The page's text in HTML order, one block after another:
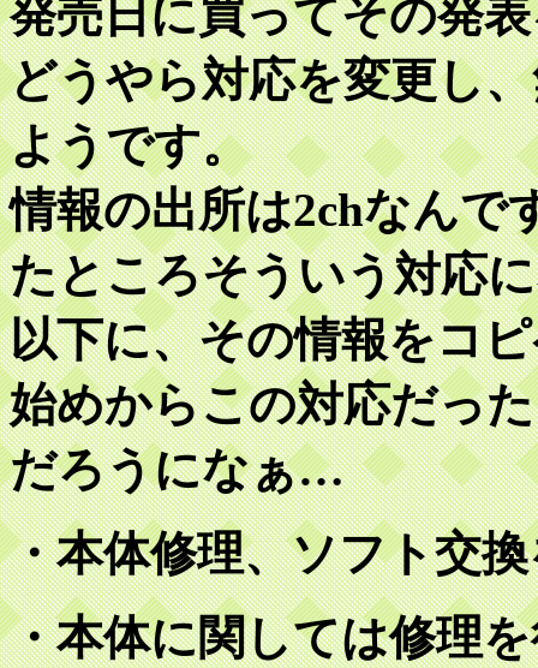
発売日に買ってその発
どうやら対応を変更し
ようです。
情報の出所は2chなんで
たところそういう対応
以下に、その情報をコ
始めからこの対応だっ
だろうになぁ…
・本体修理、ソフト交
・本体に関しては修理